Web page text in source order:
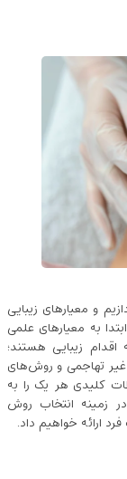
و معیارهای زیبایی
به معیارهای علمی
زیبایی هستند؛
تهاجمی و روش‌های
کلیدی هر یک را به
زمینه انتخاب روش
ارائه خواهیم داد.